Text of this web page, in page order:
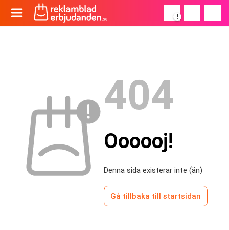
!
404
Oooooj!
Denna sida existerar inte (än)
Gå tillbaka till startsidan